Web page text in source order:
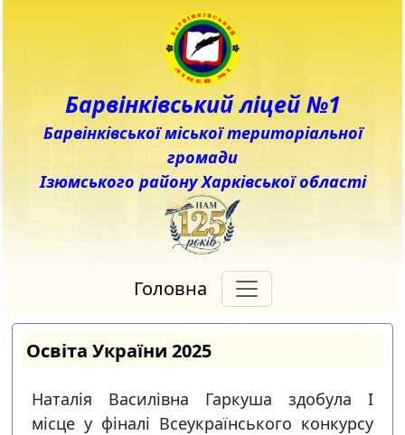
Барвінківський ліцей №1
Барвінківської міської територіальної
громади
Ізюмського району Харківської області
Головна
Освіта України 2025
Наталія Василівна Гаркуша здобула І
місце у фіналі Всеукраїнського конкурсу